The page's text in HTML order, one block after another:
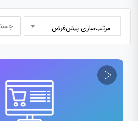
مرتب‌سازی پیش‌فرض
جستجو
برای: